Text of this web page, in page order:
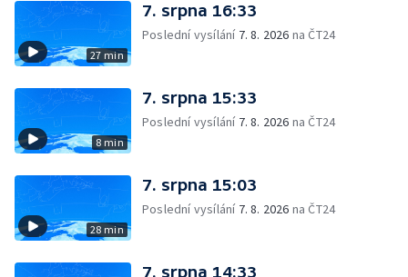
27 min
7. srpna 16:33
Poslední vysílání 7. 8. 2026 na ČT24
8 min
7. srpna 15:33
Poslední vysílání 7. 8. 2026 na ČT24
28 min
7. srpna 15:03
Poslední vysílání 7. 8. 2026 na ČT24
7. srpna 14:33